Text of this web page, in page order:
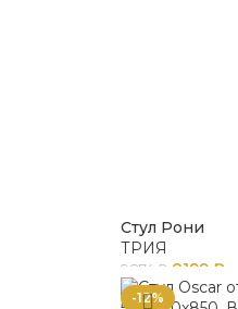
Стул Рони
ТРИЯ
9874 ₽ 8199 ₽
-12%